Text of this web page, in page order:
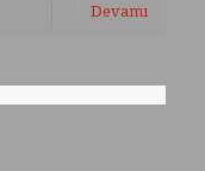
Devamı